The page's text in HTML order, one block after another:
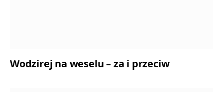
Wodzirej na weselu – za i przeciw